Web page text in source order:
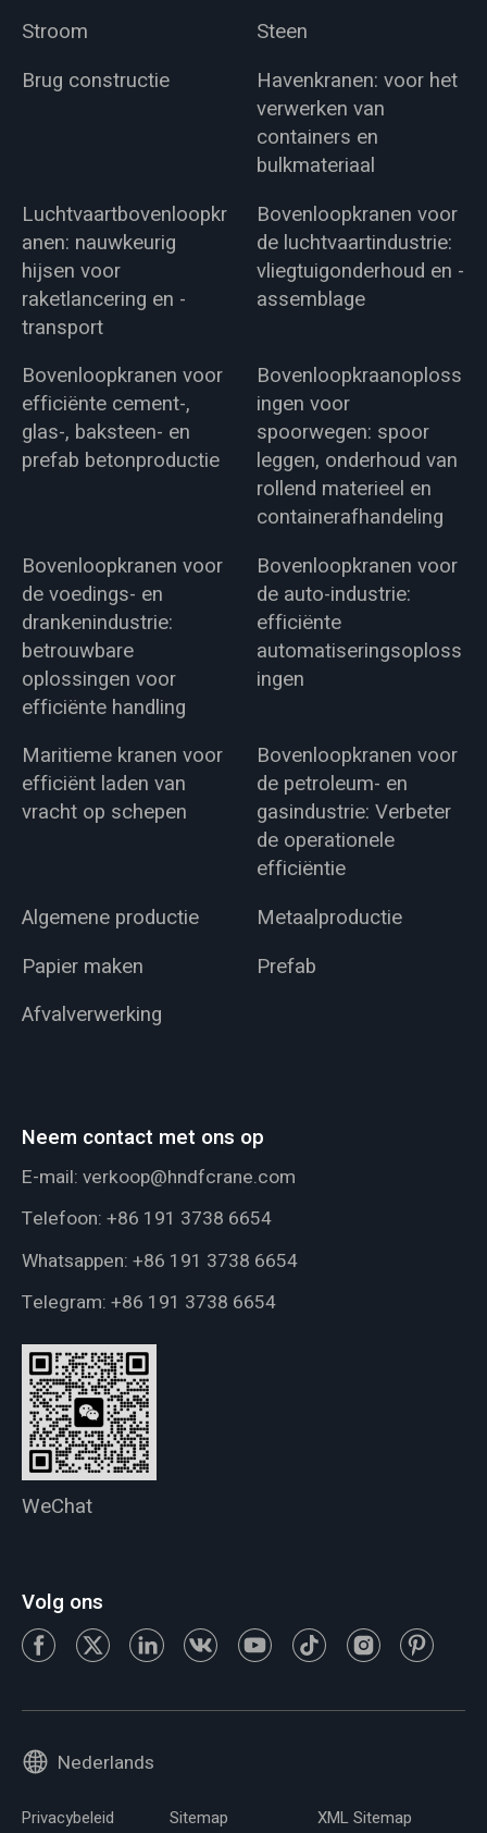
Stroom
Steen
Brug constructie
Havenkranen: voor het
verwerken van
containers en
bulkmateriaal
Luchtvaartbovenloopkr
anen: nauwkeurig
hijsen voor
raketlancering en -
transport
Bovenloopkranen voor
de luchtvaartindustrie:
vliegtuigonderhoud en -
assemblage
Bovenloopkranen voor
efficiënte cement-,
glas-, baksteen- en
prefab betonproductie
Bovenloopkraanoploss
ingen voor
spoorwegen: spoor
leggen, onderhoud van
rollend materieel en
containerafhandeling
Bovenloopkranen voor
de voedings- en
drankenindustrie:
betrouwbare
oplossingen voor
efficiënte handling
Bovenloopkranen voor
de auto-industrie:
efficiënte
automatiseringsoploss
ingen
Maritieme kranen voor
efficiënt laden van
vracht op schepen
Bovenloopkranen voor
de petroleum- en
gasindustrie: Verbeter
de operationele
efficiëntie
Algemene productie
Metaalproductie
Papier maken
Prefab
Afvalverwerking
Neem contact met ons op
E-mail: verkoop@hndfcrane.com
Telefoon: +86 191 3738 6654
Whatsappen: +86 191 3738 6654
Telegram: +86 191 3738 6654
WeChat
Volg ons
Nederlands
Privacybeleid Sitemap XML Sitemap